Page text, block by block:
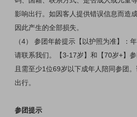
影响出行。如因客人提供错误信息而造
因此产生的全部损失。
（4） 参团年龄提示【以护照为准】：
请联系我们。【3-17岁】和【70岁+】
且需至少1位69岁以下成年人陪同参团
出行。
参团提示